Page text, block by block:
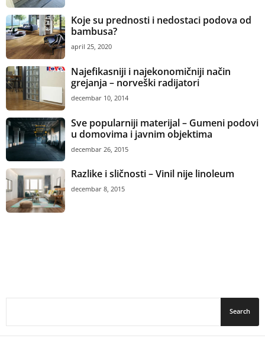
Koje su prednosti i nedostaci podova od
bambusa?
april 25, 2020
Najefikasniji i najekonomičniji način
grejanja – norveški radijatori
decembar 10, 2014
Sve popularniji materijal – Gumeni podovi
u domovima i javnim objektima
decembar 26, 2015
Razlike i sličnosti – Vinil nije linoleum
decembar 8, 2015